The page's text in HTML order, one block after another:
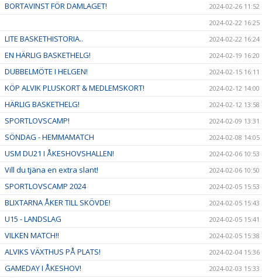
BORTAVINST FÖR DAMLAGET!
2024-02-26 11:52
2024-02-22 16:25
LITE BASKETHISTORIA.. 2024-02-22 16:24
EN HÄRLIG BASKETHELG! 2024-02-19 16:20
DUBBELMÖTE I HELGEN! 2024-02-15 16:11
KÖP ALVIK PLUSKORT & MEDLEMSKORT! 2024-02-12 14:00
HÄRLIG BASKETHELG! 2024-02-12 13:58
SPORTLOVSCAMP! 2024-02-09 13:31
SÖNDAG - HEMMAMATCH 2024-02-08 14:05
USM DU21 I ÅKESHOVSHALLEN! 2024-02-06 10:53
Vill du tjäna en extra slant! 2024-02-06 10:50
SPORTLOVSCAMP 2024 2024-02-05 15:53
BLIXTARNA ÅKER TILL SKÖVDE! 2024-02-05 15:43
U15 - LANDSLAG 2024-02-05 15:41
VILKEN MATCH!! 2024-02-05 15:38
ALVIKS VÄXTHUS PÅ PLATS! 2024-02-04 15:36
GAMEDAY I ÅKESHOV! 2024-02-03 15:33